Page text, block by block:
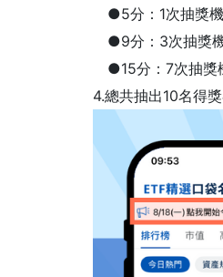
●5分：1次抽獎
●9分：3次抽獎
●15分：7次抽獎
4.總共抽出10名得